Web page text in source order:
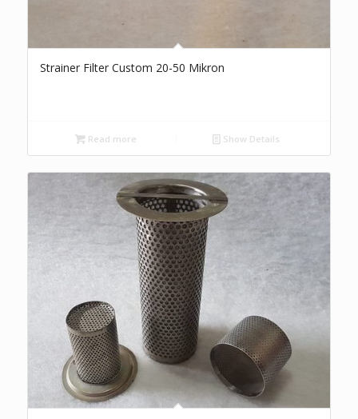
Strainer Filter Custom 20-50 Mikron
Read more Show Details